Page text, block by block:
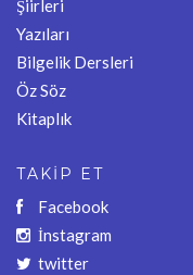
Şiirleri
Yazıları
Bilgelik Dersleri
Öz Söz
Kitaplık
TAKİP ET
Facebook
İnstagram
twitter